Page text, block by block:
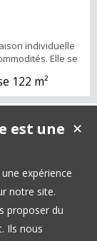
individuelle
Elle se
être
une
chambre à
122 m²
✕
est une
expérience
notre site.
proposer du
Ils nous